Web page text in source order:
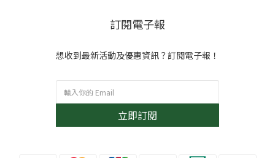
訂閱電子報
想收到最新活動及優惠資訊？訂閱電子報！
立即訂閱